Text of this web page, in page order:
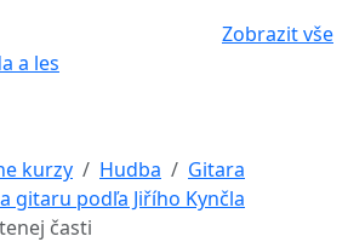
Zobrazit vše
a les
kurzy Hudba
Gitara
gitaru podľa Jiřího Kynčla
časti